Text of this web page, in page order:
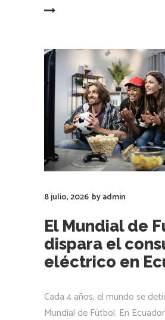
8 julio, 2026 byadmin
El Mundial de
dispara el
eléctrico en
Cada 4 años, el mundo se
Mundial de Fútbol. En